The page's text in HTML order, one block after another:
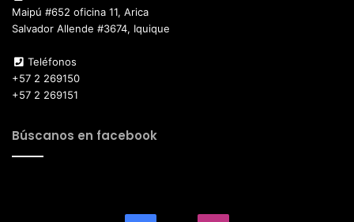
Maipú #652 oficina 11, Arica
Salvador Allende #3674, Iquique
Teléfonos
+57 2 269150
+57 2 269151
Búscanos en facebook